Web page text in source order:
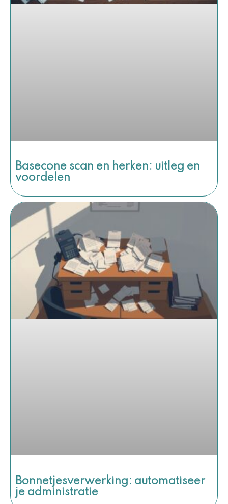
Basecone scan en herken: uitleg en
voordelen
Bonnetjesverwerking: automatiseer
je administratie